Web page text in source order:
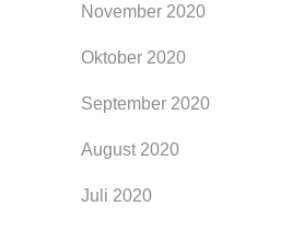
November 2020
Oktober 2020
September 2020
August 2020
Juli 2020